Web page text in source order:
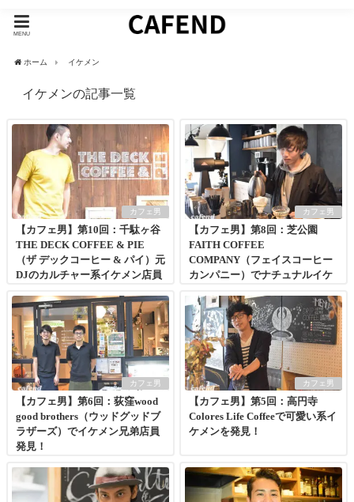
MENU
ホーム イケメン
イケメンの記事一覧
カフェ男
【カフェ男】第10回：千駄ヶ谷
THE DECK COFFEE & PIE
（ザ デックコーヒー & パイ）元
DJのカルチャー系イケメン店員
カフェ男
【カフェ男】第8回：芝公園
FAITH COFFEE
COMPANY（フェイスコーヒー
カンパニー）でナチュナルイケ
カフェ男
【カフェ男】第6回：荻窪wood
good brothers（ウッドグッドブ
ラザーズ）でイケメン兄弟店員
発見！
カフェ男
【カフェ男】第5回：高円寺
Colores Life Coffeeで可愛い系イ
ケメンを発見！